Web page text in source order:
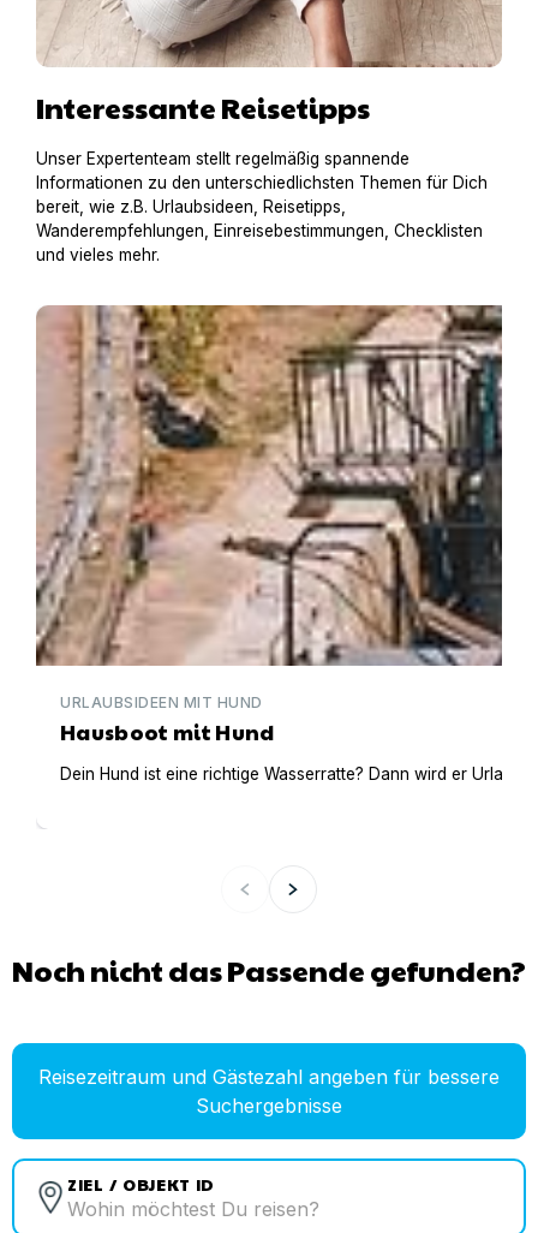
Interessante Reisetipps
Unser Expertenteam stellt regelmäßig spannende
Informationen zu den unterschiedlichsten Themen für Dich
bereit, wie z.B. Urlaubsideen, Reisetipps,
Wanderempfehlungen, Einreisebestimmungen, Checklisten
und vieles mehr.
Hausboot mit Hund
URLAUBSIDEEN MIT HUND
Hausboot mit Hund
Dein Hund ist eine richtige Wasserratte? Dann wird er
Noch nicht das Passende gefunden?
Reisezeitraum und Gästezahl angeben für bessere
Suchergebnisse
ZIEL / OBJEKT ID